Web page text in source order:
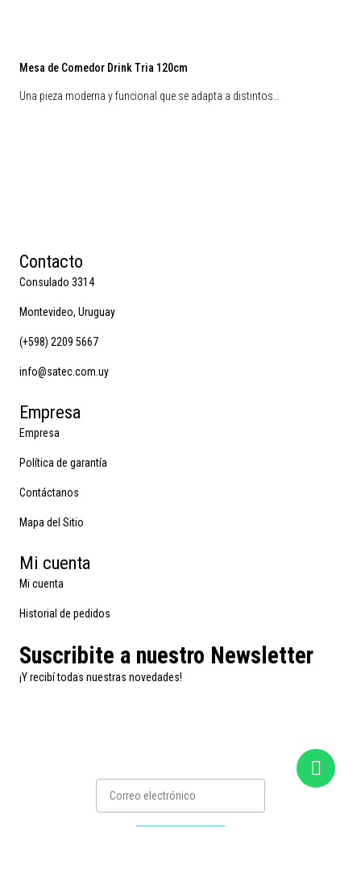
Mesa de Comedor Drink Tria 120cm
Una pieza moderna y funcional que se adapta a distintos…
Contacto
Consulado 3314
Montevideo, Uruguay
(+598) 2209 5667
info@satec.com.uy
Empresa
Empresa
Política de garantía
Contáctanos
Mapa del Sitio
Mi cuenta
Mi cuenta
Historial de pedidos
Suscribite a nuestro Newsletter
¡Y recibí todas nuestras novedades!